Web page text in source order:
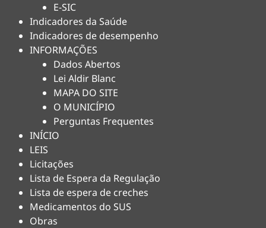
E-SIC
Indicadores da Saúde
Indicadores de desempenho
INFORMAÇÕES
Dados Abertos
Lei Aldir Blanc
MAPA DO SITE
O MUNICÍPIO
Perguntas Frequentes
INÍCIO
LEIS
Licitações
Lista de Espera da Regulação
Lista de espera de creches
Medicamentos do SUS
Obras